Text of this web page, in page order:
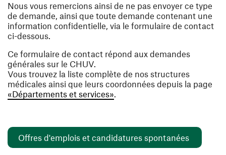
Nous vous remercions ainsi de ne pas envoyer ce type
de demande, ainsi que toute demande contenant une
information confidentielle, via le formulaire de contact
ci-dessous.
Ce formulaire de contact répond aux demandes
générales sur le CHUV.
Vous trouvez la liste complète de nos structures
médicales ainsi que leurs coordonnées depuis la page
«Départements et services».
Offres d'emplois et candidatures spontanées